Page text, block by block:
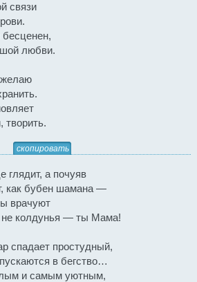
связи
любви.
желаю
творить.
скопировать
глядит, а почуяв
как бубен шамана —
врачуют
колдунья — ты Мама!
спадает простудный,
в бегство…
и самым уютным,